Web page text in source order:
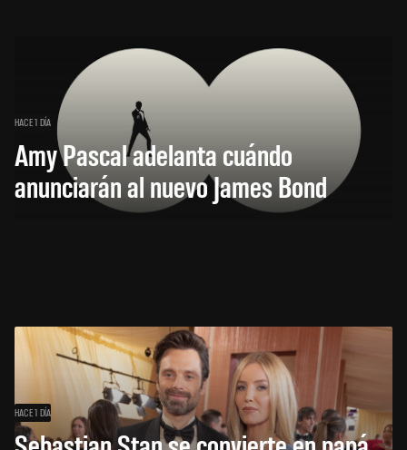
HACE 1 DÍA
Amy Pascal adelanta cuándo
anunciarán al nuevo James Bond
HACE 1 DÍA